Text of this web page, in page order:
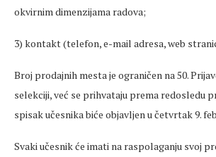
okvirnim dimenzijama radova;
3) kontakt (telefon, e-mail adresa, web
Broj prodajnih mesta je ograničen na 50.
selekciji, već se prihvataju prema redosledu
spisak učesnika biće objavljen u četvrtak 9.
Svaki učesnik će imati na raspolaganju svoj